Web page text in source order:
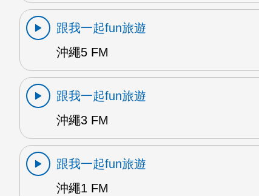
跟我一起fun旅遊
沖繩5 FM
跟我一起fun旅遊
沖繩3 FM
跟我一起fun旅遊
沖繩1 FM